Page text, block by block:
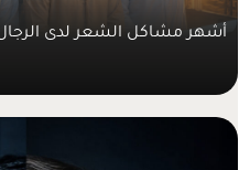
أشهر مشاكل الشعر لدى